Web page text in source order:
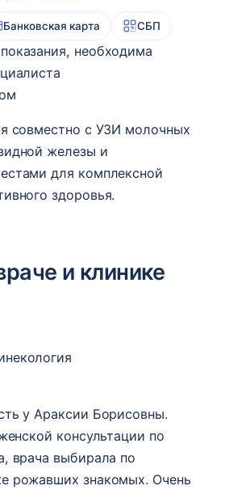
Банковская карта СБП
необходима
совместно с УЗИ молочных
железы и
для комплексной
здоровья.
и клинике
у Араксии Борисовны.
консультации по
врача выбирала по
рожавших знакомых. Очень